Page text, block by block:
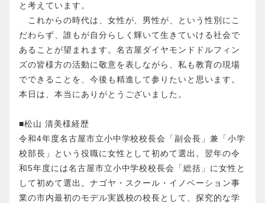
と考えています。
これからの時代は、女性が、男性が、という性別にこ
だわらず、誰もが自分らしく輝いて生きていける社会で
あることが望まれます。名古屋ダイヤモンドドルフィン
ズの皆様方の活動に敬意を表しながら、私も教育の現場
でできることを、今後も精進して参りたいと思います。
本日は、本当にありがとうございました。
■松山 清美様経歴
令和4年度名古屋市立小中学校校長会「副会長」兼「小学
校部長」という役職に女性として初めて選出。翌年の令
和5年度には名古屋市立小中学校校長会「総括」に女性と
して初めて選出。ナゴヤ・スクール・イノベーション事
業の市内最初のモデル実践校の校長として、探究的な学